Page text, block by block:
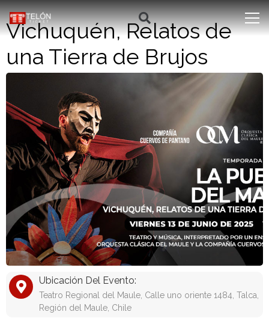
Vichuquén, Relatos de
una Tierra de Brujos
Ubicación Del Evento:
Teatro Regional del Maule, Calle uno oriente 1484, Talca,
Región del Maule, Chile